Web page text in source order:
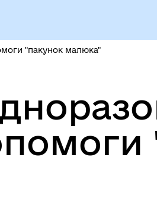
"пакунок малюка"